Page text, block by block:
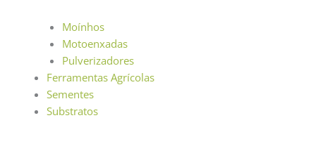
Moínhos
Motoenxadas
Pulverizadores
Ferramentas Agrícolas
Sementes
Substratos